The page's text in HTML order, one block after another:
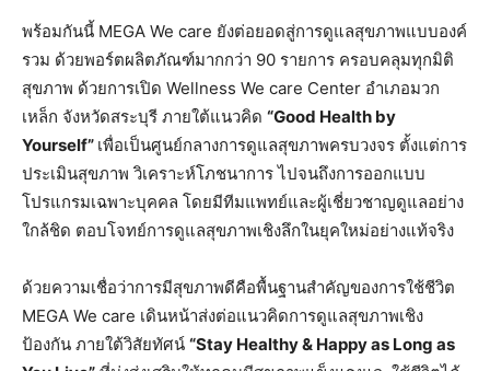
พร้อมกันนี้ MEGA We care ยังต่อยอดสู่การดูแลสุขภาพแบบองค์
รวม ด้วยพอร์ตผลิตภัณฑ์มากกว่า 90 รายการ ครอบคลุมทุกมิติ
สุขภาพ ด้วยการเปิด Wellness We care Center อำเภอมวก
เหล็ก จังหวัดสระบุรี ภายใต้แนวคิด “Good Health by
Yourself” เพื่อเป็นศูนย์กลางการดูแลสุขภาพครบวงจร ตั้งแต่การ
ประเมินสุขภาพ วิเคราะห์โภชนาการ ไปจนถึงการออกแบบ
โปรแกรมเฉพาะบุคคล โดยมีทีมแพทย์และผู้เชี่ยวชาญดูแลอย่าง
ใกล้ชิด ตอบโจทย์การดูแลสุขภาพเชิงลึกในยุคใหม่อย่างแท้จริง
ด้วยความเชื่อว่าการมีสุขภาพดีคือพื้นฐานสำคัญของการใช้ชีวิต
MEGA We care เดินหน้าส่งต่อแนวคิดการดูแลสุขภาพเชิง
ป้องกัน ภายใต้วิสัยทัศน์ “Stay Healthy & Happy as Long as